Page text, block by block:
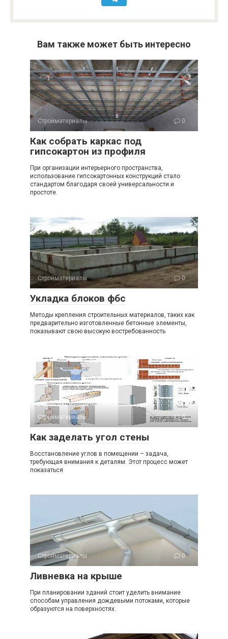
Вам также может быть интересно
Стройматериалы 0
Как собрать каркас под
гипсокартон из профиля
При организации интерьерного пространства,
использование гипсокартонных конструкций стало
стандартом благодаря своей универсальности и
простоте.
Стройматериалы 0
Укладка блоков фбс
Методы крепления строительных материалов, таких как
предварительно изготовленные бетонные элементы,
показывают свою высокую востребованность
Стройматериалы 0
Как заделать угол стены
Восстановление углов в помещении – задача,
требующая внимания к деталям. Этот процесс может
показаться
Стройматериалы 0
Ливневка на крыше
При планировании зданий стоит уделить внимание
способам управления дождевыми потоками, которые
образуются на поверхностях.